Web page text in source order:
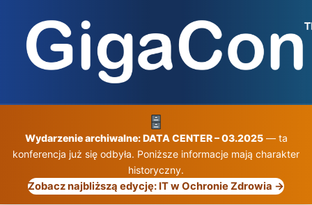
treści
Wydarzenie archiwalne: DATA CENTER – 03.2025— ta
konferencja już się odbyła. Poniższe informacje mają charakter
historyczny.
Zobacz najbliższą edycję: IT w Ochronie Zdrowia →